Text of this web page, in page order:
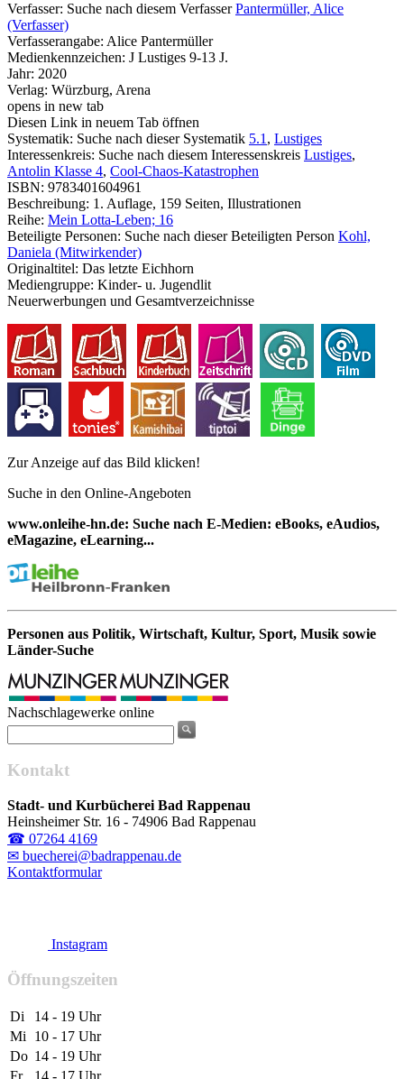
Verfasser: Suche nach diesem Verfasser Pantermüller, Alice
(Verfasser)
Verfasserangabe: Alice Pantermüller
Medienkennzeichen: J Lustiges 9-13 J.
Jahr: 2020
Verlag: Würzburg, Arena
opens in new tab
Diesen Link in neuem Tab öffnen
Systematik: Suche nach dieser Systematik 5.1 , Lustiges
Interessenkreis: Suche nach diesem Interessenskreis Lustiges,
Antolin Klasse 4, Cool-Chaos-Katastrophen
ISBN: 9783401604961
Beschreibung: 1. Auflage, 159 Seiten, Illustrationen
Reihe: Mein Lotta-Leben; 16
Beteiligte Personen: Suche nach dieser Beteiligten Person Kohl,
Daniela (Mitwirkender)
Originaltitel: Das letzte Eichhorn
Mediengruppe: Kinder- u. Jugendlit
Neuerwerbungen und Gesamtverzeichnisse
Zur Anzeige auf das Bild klicken!
Suche in den Online-Angeboten
www.onleihe-hn.de: Suche nach E-Medien: eBooks, eAudios,
eMagazine, eLearning...
Personen aus Politik, Wirtschaft, Kultur, Sport, Musik sowie
Länder-Suche
Nachschlagewerke online
Kontakt
Stadt- und Kurbücherei Bad Rappenau
Heinsheimer Str. 16 - 74906 Bad Rappenau
☎ 07264 4169
✉ buecherei@badrappenau.de
Kontaktformular
Instagram
Öffnungszeiten
Di
14 - 19 Uhr
Mi
10 - 17 Uhr
Do 14 - 19 Uhr